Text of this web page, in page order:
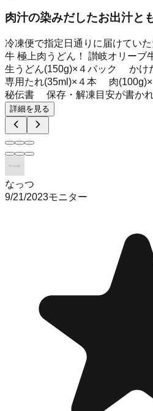
肉汁の染みだしたお出汁と
冷凍便で指定日通りに届けてい
牛 極上肉うどん！ 讃岐オリー
生うどん(150g)×４パック か
専用たれ(35ml)×４本 肉
秘伝書 保存・解凍目安が書か
詳細を見る
なっつ
9/21/2023モニター